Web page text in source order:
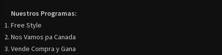
Nuestros Programas:
Free Style
Nos Vamos pa Canada
Vende Compra y Gana